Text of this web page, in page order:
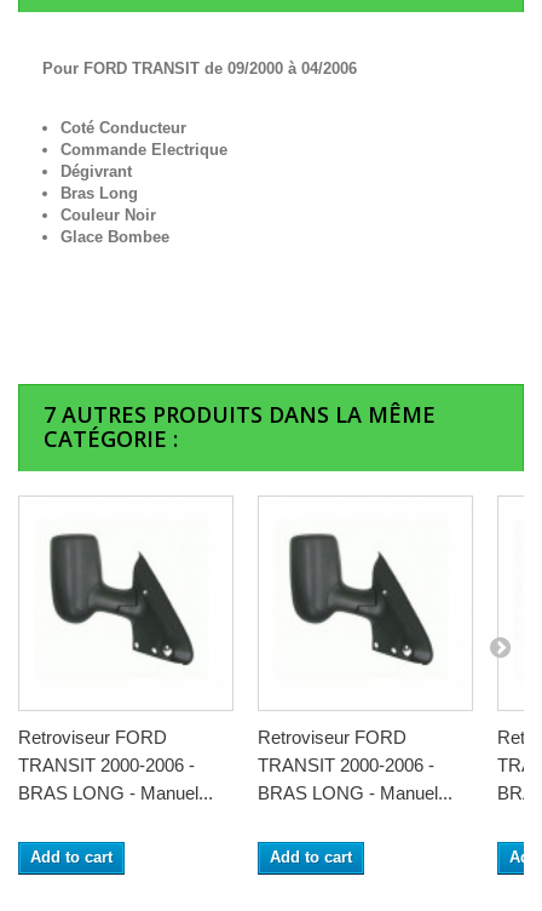
Pour FORD TRANSIT de 09/2000 à 04/2006
Coté Conducteur
Commande Electrique
Dégivrant
Bras Long
Couleur Noir
Glace Bombee
7 AUTRES PRODUITS DANS LA MÊME
CATÉGORIE :
Retroviseur FORD
TRANSIT 2000-2006 -
BRAS LONG - Manuel...
Add to cart
Retroviseur FORD
TRANSIT 2000-2006 -
BRAS LONG - Manuel...
Add to cart